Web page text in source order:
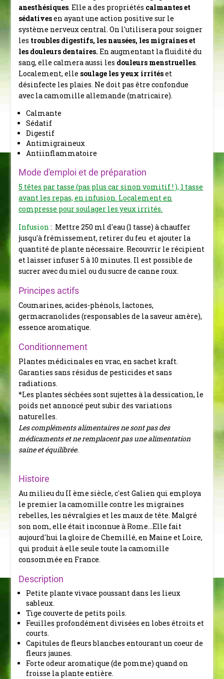
anesthésiques.Elle a des propriétés calmantes et
sédativesen ayant une action positive sur le
système nerveux central.On l'utilisera pour soigner
les troubles digestifs, les nausées, les migraines et
les douleurs dentaires.En augmentant la fluidité du
sang, elle calmeraaussi les douleurs menstruelles.
Localement, elle soulage les yeux irritéset
désinfecte les plaies. Ne doit pas être confondue
avec la camomille allemande (matricaire).
Calmante
Sédatif
Digestif
Antimigraineux
Antiinflammatoire
Mode d'emploi et de préparation
5 têtes par tasse (pas plus car sinon vomitif ! ), 1 tasse
avant les repas, en infusion. Localement en
compresse pour soulager les yeux irrités.
Infusion: Mettre 250 ml d'eau (1 tasse) à chauffer
jusqu'à frémissement, retirer du feu et ajouter la
quantité de plante nécessaire. Recouvrir le récipient
et laisser infuser 5 à 10 minutes. Il est possible de
sucrer avec du miel ou du sucre de canne roux.
Principes actifs
Coumarines, acides-phénols, lactones,
germacranolides (responsables de la saveur amère),
essence aromatique.
Conditionnement
Plantes médicinales en vrac, en sachet kraft.
Garanties sans résidus de pesticides et sans
radiations.
*Les plantes séchées sont sujettes à la dessication, le
poids net annoncé peut subir des variations
naturelles.
Les compléments alimentaires ne sont pas des
médicaments et ne remplacent pas une alimentation
saine et équilibrée.
Histoire
Au milieu du II ème siècle, c'est Galien qui employa
le premier la camomille contre les migraines
rebelles, les névralgies et les maux de tête. Malgré
son nom, elle était inconnue à Rome...Elle fait
aujourd'hui la gloire de Chemillé, en Maine et Loire,
qui produit à elle seule toute la camomille
consommée en France.
Description
Petite plante vivace poussant dans les lieux
sableux.
Tige couverte de petits poils.
Feuilles profondément divisées en lobes étroits et
courts.
Capitules de fleurs blanches entourant un coeur de
fleurs jaunes.
Forte odeur aromatique (de pomme) quand on
froisse la plante entière.